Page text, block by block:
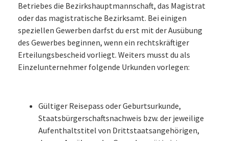
Betriebes die Bezirkshauptmannschaft, das Magistrat
oder das magistratische Bezirksamt. Bei einigen
speziellen Gewerben darfst du erst mit der Ausübung
des Gewerbes beginnen, wenn ein rechtskräftiger
Erteilungsbescheid vorliegt. Weiters musst du als
Einzelunternehmer folgende Urkunden vorlegen:
Gültiger Reisepass oder Geburtsurkunde,
Staatsbürgerschaftsnachweis bzw. der jeweilige
Aufenthaltstitel von Drittstaatsangehörigen,